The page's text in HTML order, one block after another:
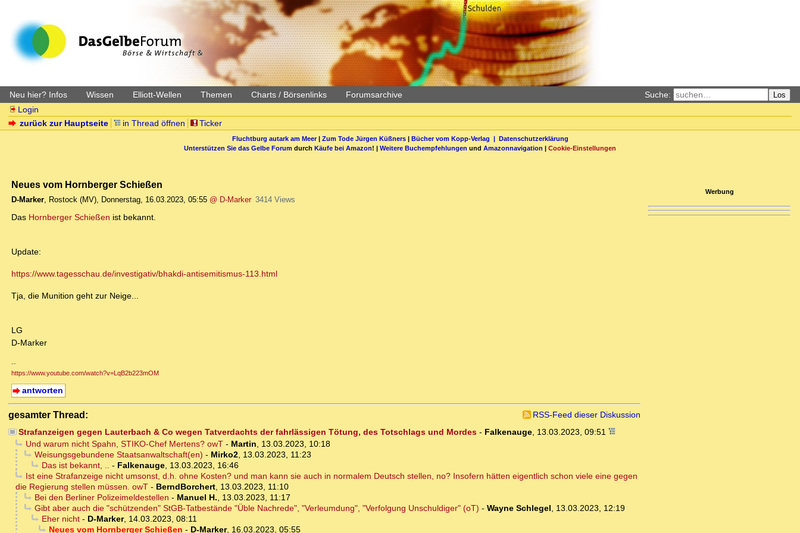
Neu hier? Infos Wissen Elliott-Wellen Themen Charts / Börsenlinks Forumsarchive Suche: Los
Login
zurück zur Hauptseite
in Thread öffnen Ticker
Fluchtburg autark am Meer| Zum Tode Jürgen Küßners| Bücher vom Kopp-Verlag | Datenschutzerklärung
Unterstützen Sie das Gelbe Forum durch Käufe bei Amazon! | Weitere Buchempfehlungen und Amazonnavigation | Cookie-Einstellungen
Neues vom Hornberger Schießen
D-Marker, Rostock (MV), Donnerstag, 16.03.2023, 05:55 @ D-Marker 3414 Views
Das Hornberger Schießen ist bekannt.
Update:
https://www.tagesschau.de/investigativ/bhakdi-antisemitismus-113.html
Tja, die Munition geht zur Neige...
LG
D-Marker
--
https://www.youtube.com/watch?v=LqB2b223mOM
antworten
gesamter Thread:
RSS-Feed dieser Diskussion
Strafanzeigen gegen Lauterbach & Co wegen Tatverdachts der fahrlässigen Tötung, des Totschlags und Mordes- Falkenauge, 13.03.2023, 09:51
Und warum nicht Spahn, STIKO-Chef Mertens? owT- Martin, 13.03.2023, 10:18
Weisungsgebundene Staatsanwaltschaft(en) - Mirko2, 13.03.2023, 11:23
Das ist bekannt, .. - Falkenauge, 13.03.2023, 16:46
Ist eine Strafanzeige nicht umsonst, d.h. ohne Kosten? und man kann sie auch in normalem Deutsch stellen, no? Insofern hätten eigentlich schon viele eine gegen
die Regierung stellen müssen. owT - BerndBorchert, 13.03.2023, 11:10
Bei den Berliner Polizeimeldestellen - Manuel H., 13.03.2023, 11:17
Gibt aber auch die "schützenden" StGB-Tatbestände "Üble Nachrede", "Verleumdung", "Verfolgung Unschuldiger" (oT) - Wayne Schlegel, 13.03.2023, 12:19
Eher nicht- D-Marker, 14.03.2023, 08:11
Neues vom Hornberger Schießen - D-Marker, 16.03.2023, 05:55
Werbung